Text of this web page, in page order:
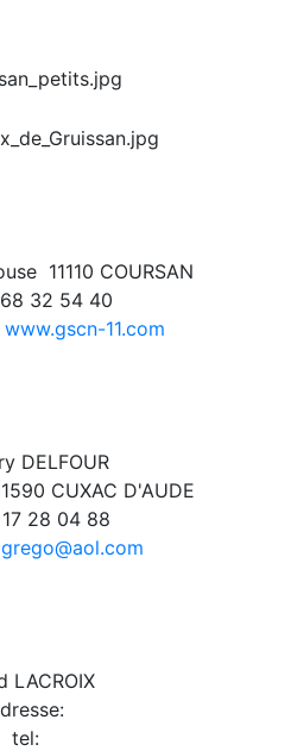
 11110 COURSAN
32 54 40
www.gscn-11.com
DELFOUR
CUXAC D'AUDE
28 04 88
LACROIX
tel: